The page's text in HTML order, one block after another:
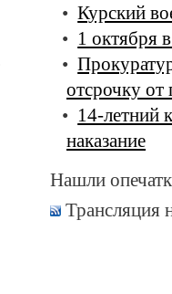
Курский
1 октября
отсрочку
14-летний
наказание
Нашли
Трансляция